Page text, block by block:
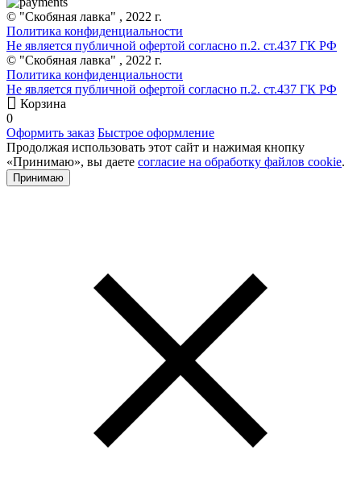
© "Скобяная лавка" , 2022 г.
Политика конфиденциальности
Не является публичной офертой согласно п.2. ст.437 ГК РФ
© "Скобяная лавка" , 2022 г.
Политика конфиденциальности
Не является публичной офертой согласно п.2. ст.437 ГК РФ
Корзина
0
Оформить заказ Быстрое оформление
Продолжая использовать этот сайт и нажимая кнопку
«Принимаю», вы даете согласие на обработку файлов cookie.
Принимаю